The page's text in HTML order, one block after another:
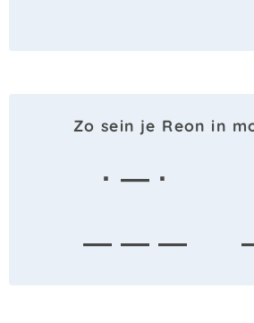
Zo sein je Reon in
· — ·
— — —